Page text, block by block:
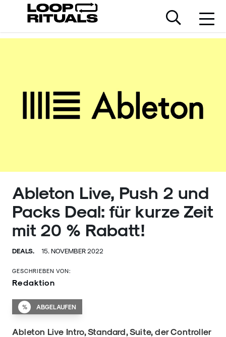
Ableton Live, Push 2 und
Packs Deal: für kurze Zeit
mit 20 % Rabatt!
DEALS. 15. NOVEMBER 2022
GESCHRIEBEN VON:
Redaktion
% ABGELAUFEN
Ableton Live Intro, Standard, Suite, der Controller